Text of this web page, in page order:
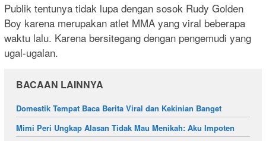
Publik tentunya tidak lupa dengan sosok Rudy Golden
Boy karena merupakan atlet MMA yang viral beberapa
waktu lalu. Karena bersitegang dengan pengemudi yang
ugal-ugalan.
BACAAN LAINNYA
Domestik Tempat Baca Berita Viral dan Kekinian Banget
Mimi Peri Ungkap Alasan Tidak Mau Menikah: Aku Impoten